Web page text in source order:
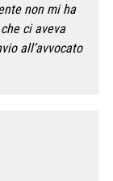
non mi ha
ci aveva
all’avvocato